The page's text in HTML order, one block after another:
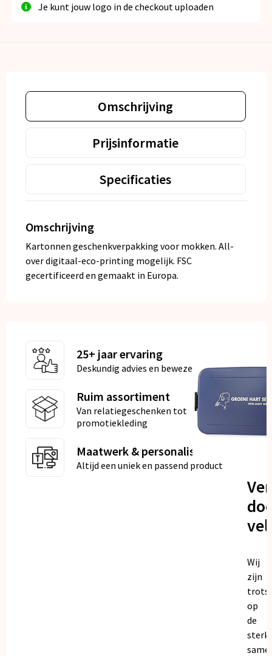
Je kunt jouw logo in de checkout uploaden
Omschrijving
Prijsinformatie
Specificaties
Omschrijving
Kartonnen geschenkverpakking voor mokken. All-
over digitaal-eco-printing mogelijk. FSC
gecertificeerd en gemaakt in Europa.
25+ jaar ervaring
Deskundig advies en bewezen kwaliteit
Ruim assortiment
Van relatiegeschenken tot
promotiekleding
Maatwerk & personalisatie
Altijd een uniek en passend product
Wij
zijn
trots
op
de